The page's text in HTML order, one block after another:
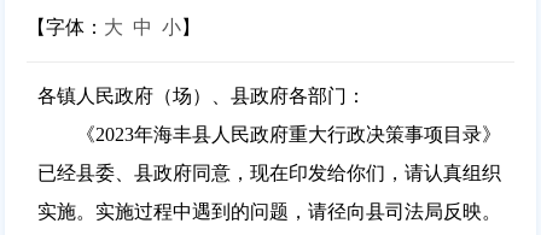
【字体： 大 中 小】
各镇人民政府（场）、县政府各部门：
《2023年海丰县人民政府重大行政决策事项目录》
已经县委、县政府同意，现在印发给你们，请认真组织
实施。实施过程中遇到的问题，请径向县司法局反映。